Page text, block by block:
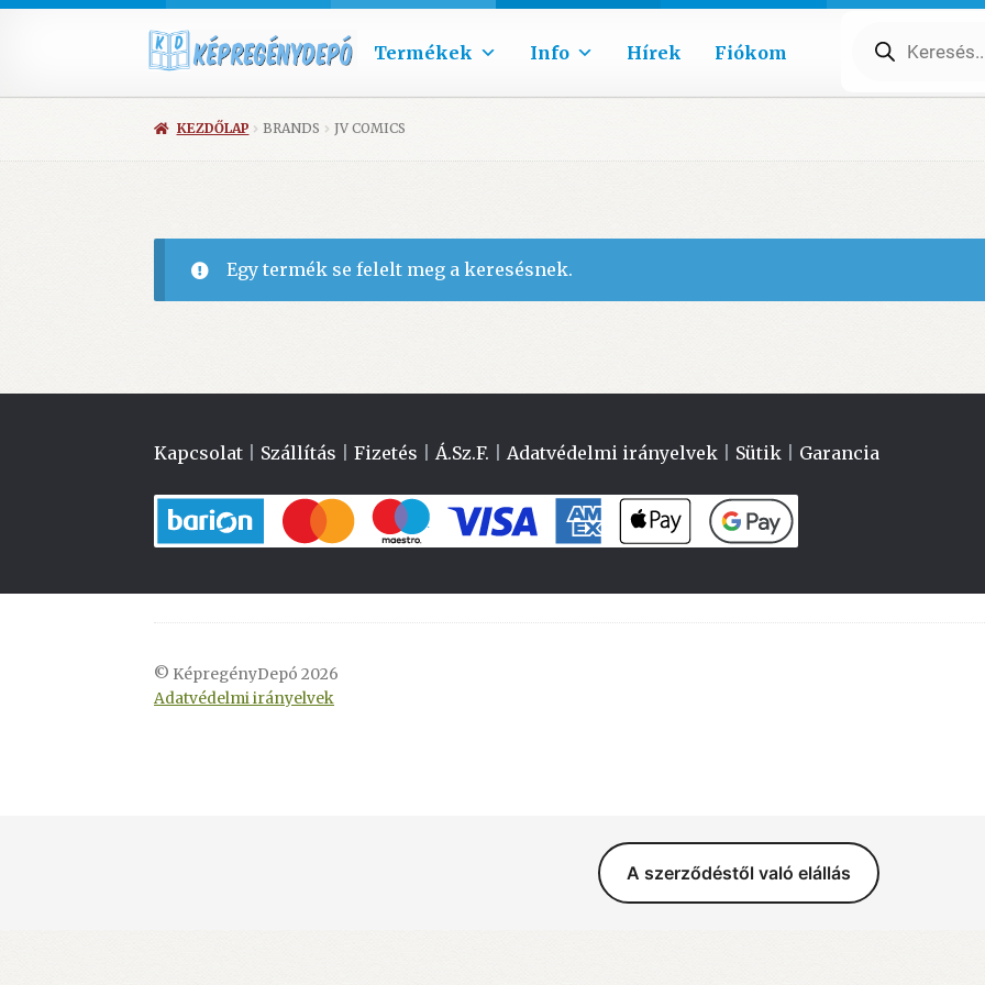
Termékek Info Hírek Fiókom search
KEZDŐLAP BRANDS JV COMICS
Egy termék se felelt meg a keresésnek.
Kapcsolat Szállítás |Fizetés Á.Sz.F. Adatvédelmi irányelvek Sütik Garancia
© KépregényDepó 2026
Adatvédelmi irányelvek